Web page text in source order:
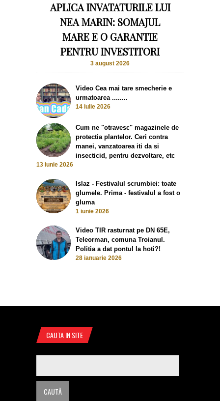
APLICA INVATATURILE LUI
NEA MARIN: SOMAJUL
MARE E O GARANTIE
PENTRU INVESTITORI
3 august 2026
Video Cea mai tare smecherie e
urmatoarea ........
14 iulie 2026
Cum ne "otravesc" magazinele de
protectia plantelor. Ceri contra
manei, vanzatoarea iti da si
insecticid, pentru dezvoltare, etc
13 iunie 2026
Islaz - Festivalul scrumbiei: toate
glumele. Prima - festivalul a fost o
gluma
1 iunie 2026
Video TIR rasturnat pe DN 65E,
Teleorman, comuna Troianul.
Politia a dat pontul la hoti?!
28 ianuarie 2026
CAUTA IN SITE